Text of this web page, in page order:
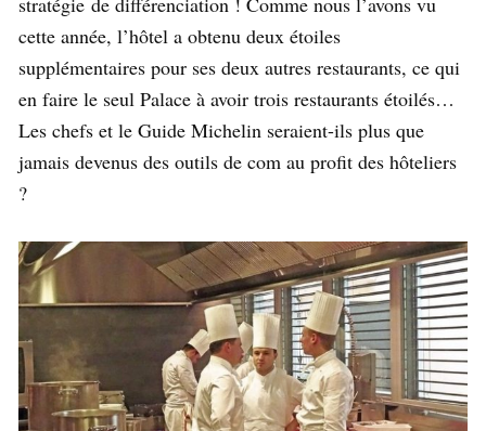
cette année, l’hôtel a obtenu deux étoiles
supplémentaires pour ses deux autres restaurants, ce qui
en faire le seul Palace à avoir trois restaurants étoilés…
Les chefs et le Guide Michelin seraient-ils plus que
jamais devenus des outils de com au profit des hôteliers
?